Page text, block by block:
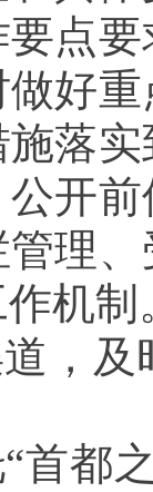
点
好
落
开
理
机制
道，
首都